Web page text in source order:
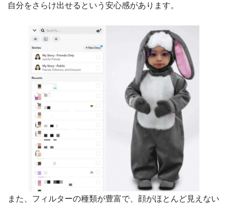
自分をさらけ出せるという安心感があります。
また、フィルターの種類が豊富で、顔がほとんど見えない